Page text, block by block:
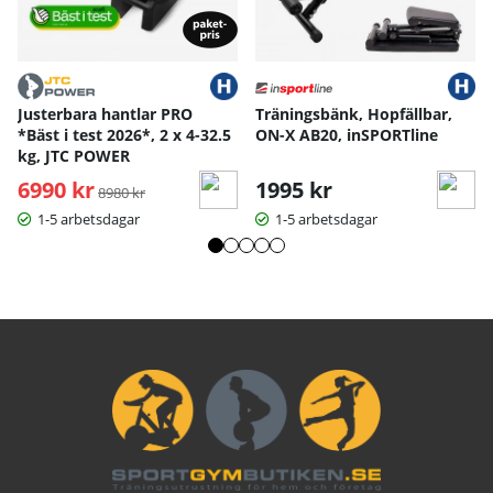
Justerbara hantlar PRO
*Bäst i test 2026*, 2 x 4-32.5
kg, JTC POWER
6990 kr Ordinarie pris:
8980 kr
1-5 arbetsdagar
Träningsbänk, Hopfällbar,
ON-X AB20, inSPORTline
1995 kr
1-5 arbetsdagar